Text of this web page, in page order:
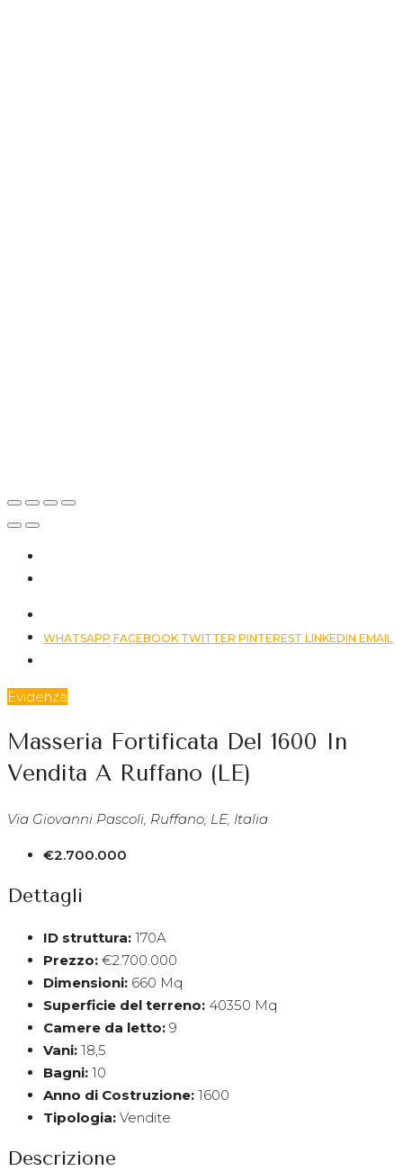
WHATSAPP FACEBOOK TWITTER PINTEREST LINKEDIN EMAIL
Evidenza
Masseria Fortificata Del 1600 In
Vendita A Ruffano (LE)
Via Giovanni Pascoli, Ruffano, LE, Italia
€2.700.000
Dettagli
ID struttura: 170A
Prezzo: €2.700.000
Dimensioni: 660 Mq
Superficie del terreno: 40350 Mq
Camere da letto: 9
Vani: 18,5
Bagni: 10
Anno di Costruzione: 1600
Tipologia: Vendite
Descrizione